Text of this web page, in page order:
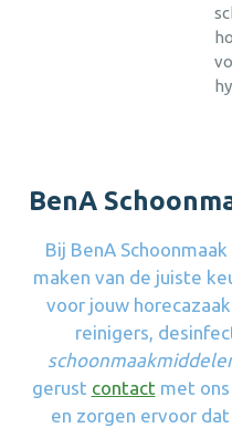
BenA
Bij BenA
maken van de juiste
voor jouw
reinigers,
gerust contact met
en zorgen ervoor